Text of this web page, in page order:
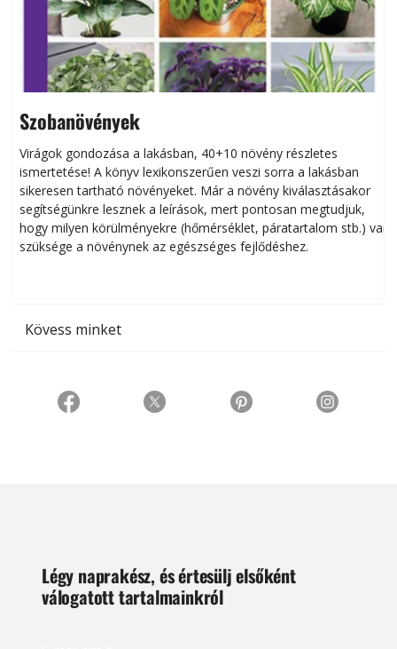
Szobanövények
Virágok gondozása a lakásban, 40+10 növény részletes
ismertetése! A könyv lexikonszerűen veszi sorra a lakásban
sikeresen tart­ha­tó növényeket. Már a növény kiválasztásakor
segítségünkre lesznek a leírások, mert pontosan megtudjuk,
hogy milyen körülményekre (hőmérséklet, páratartalom stb.) van
szüksége a növénynek az egészséges fejlődéshez.
Kövess minket
Légy naprakész, és értesülj elsőként
válogatott tartalmainkról